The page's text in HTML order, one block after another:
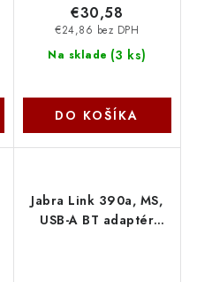
Na sklade (3 ks)
€24,86 bez DPH
€30,58
DO KOŠÍKA
Jabra Link 390a, MS,
USB-A BT adaptér